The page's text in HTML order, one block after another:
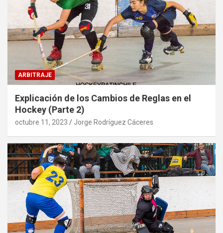
ARBITRAJE
Explicación de los Cambios de Reglas en el
Hockey (Parte 2)
octubre 11, 2023 Jorge Rodríguez Cáceres